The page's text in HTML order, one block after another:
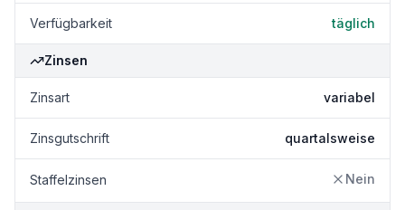
Verfügbarkeit täglich
Zinsen
Zinsart variabel
Zinsgutschrift quartalsweise
Staffelzinsen Nein